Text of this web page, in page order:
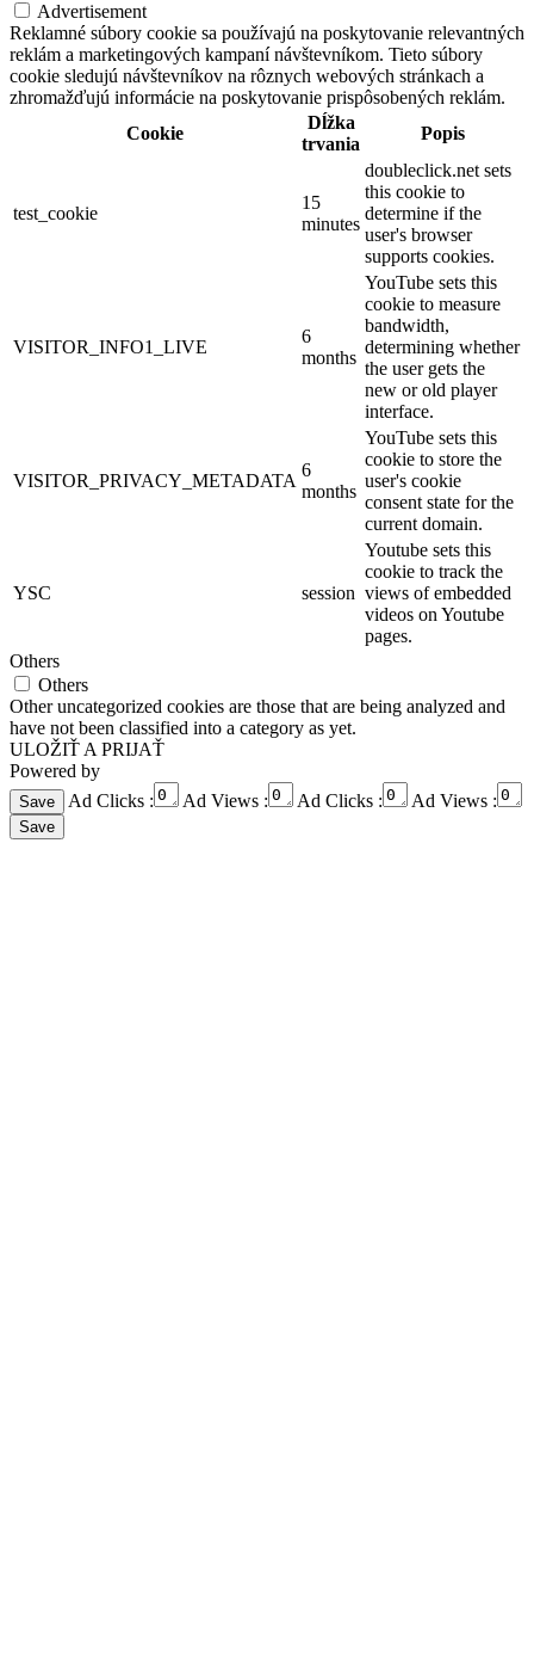
Advertisement
Reklamné súbory cookie sa používajú na poskytovanie relevantných
reklám a marketingových kampaní návštevníkom. Tieto súbory
cookie sledujú návštevníkov na rôznych webových stránkach a
zhromažďujú informácie na poskytovanie prispôsobených reklám.
Cookie
Dĺžka
trvania
Popis
test_cookie
15
minutes
doubleclick.net sets
this cookie to
determine if the
user's browser
supports cookies.
VISITOR_INFO1_LIVE
6
months
YouTube sets this
cookie to measure
bandwidth,
determining whether
the user gets the
new or old player
interface.
VISITOR_PRIVACY_METADATA
6
months
YouTube sets this
cookie to store the
user's cookie
consent state for the
current domain.
YSC session
Youtube sets this
cookie to track the
views of embedded
videos on Youtube
pages.
Others
Others
Other uncategorized cookies are those that are being analyzed and
have not been classified into a category as yet.
ULOŽIŤ A PRIJAŤ
Powered by
Ad Clicks :
Ad Views : Ad Clicks : Ad Views :